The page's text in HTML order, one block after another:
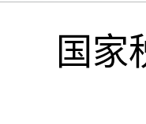
国家